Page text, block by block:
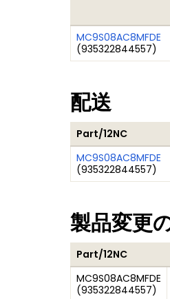
MC9S08AC8MFDE
(935322844557)
配送
Part/12NC
MC9S08AC8MFDE
(935322844557)
製品変更
Part/12NC
MC9S08AC8MFDE
(935322844557)